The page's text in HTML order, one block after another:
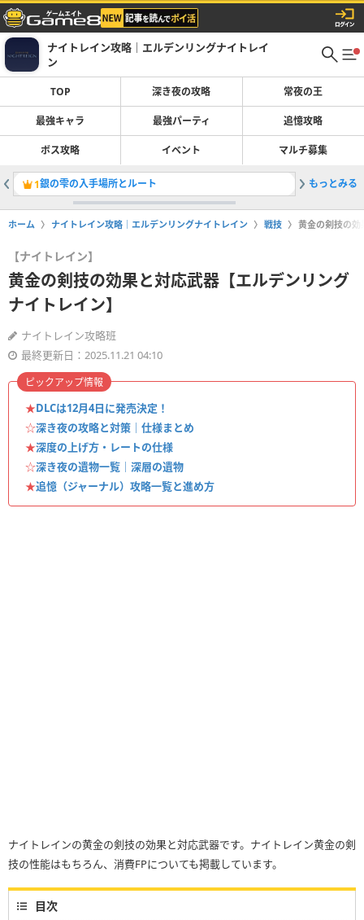
ナイトレイン攻略｜エルデンリングナイトレイ
ン
TOP 深き夜の攻略 常夜の王
最強キャラ 最強パーティ 追憶攻略
ボス攻略 イベント マルチ募集
1銀の雫の入手場所とルート 2ボス一
もっとみる
ホーム ナイトレイン攻略｜エルデンリングナイトレイン 戦技 黄金の剣技の効
【ナイトレイン】
黄金の剣技の効果と対応武器【エルデンリング
ナイトレイン】
ナイトレイン攻略班
最終更新日：2025.11.21 04:10
★DLCは12月4日に発売決定！
☆深き夜の攻略と対策｜仕様まとめ
★深度の上げ方・レートの仕様
☆深き夜の遺物一覧｜深層の遺物
★追憶（ジャーナル）攻略一覧と進め方
ピックアップ情報
ナイトレインの黄金の剣技の効果と対応武器です。ナイトレイン黄金の剣
技の性能はもちろん、消費FPについても掲載しています。
目次